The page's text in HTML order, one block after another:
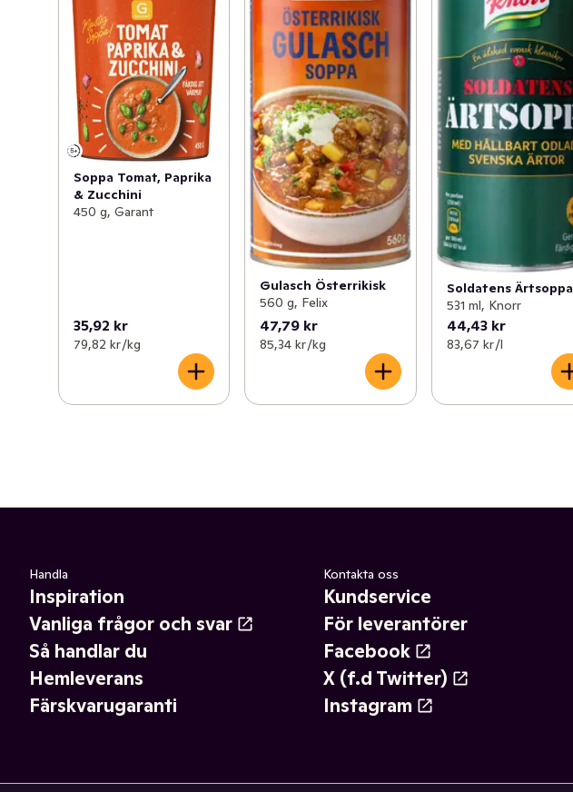
Soppa Tomat, Paprika
& Zucchini
450 g, Garant
35,92 kr
79,82 kr /kg
Gulasch Österrikisk
560 g, Felix
47,79 kr
85,34 kr /kg
Soldatens Ärtsoppa
531 ml, Knorr
44,43 kr
83,67 kr /l
Handla
Inspiration
Vanliga frågor och svar
Så handlar du
Hemleverans
Färskvarugaranti
Kontakta oss
Kundservice
För leverantörer
Facebook
X (f.d Twitter)
Instagram